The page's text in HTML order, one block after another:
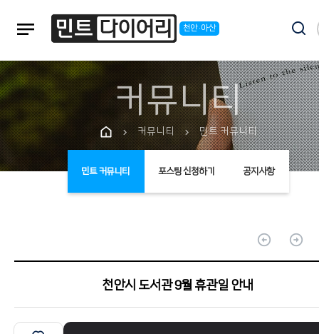
notes 천안·아산
커뮤니티
chevron_right 커뮤니티 chevron_right 민트 커뮤니티
민트 커뮤니티 포스팅 신청하기 공지사항
arrow_circle_up arrow_circle_up
천안시 도서관 9월 휴관일 안내